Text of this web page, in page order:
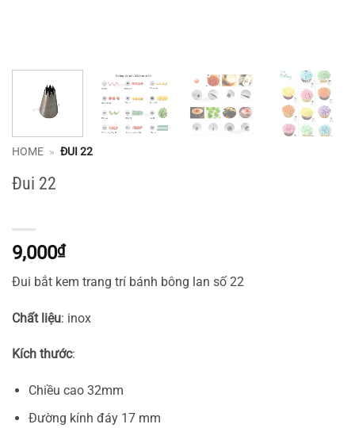
HOME » ĐUI 22
Đui 22
9,000₫
Đui bắt kem trang trí bánh bông lan số 22
Chất liệu: inox
Kích thước:
Chiều cao 32mm
Đường kính đáy 17 mm